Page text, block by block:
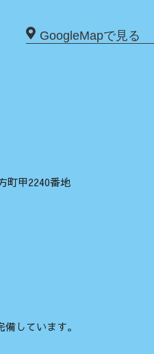
GoogleMapで見る
町甲2240番地
しています。